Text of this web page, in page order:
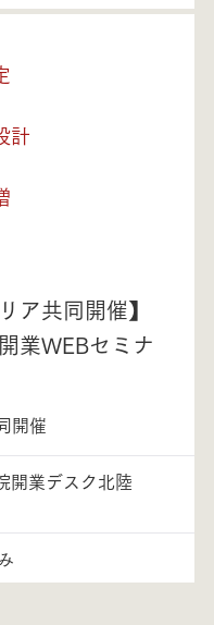
計
ア共同開催】
業WEBセミナ
開催
開業デスク北陸